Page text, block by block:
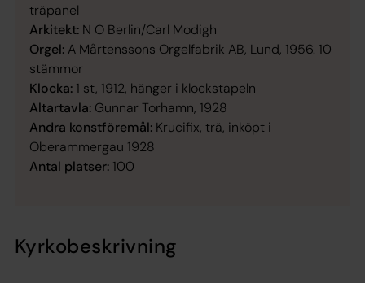
träpanel
Arkitekt: N O Berlin/Carl Modigh
Orgel: A Mårtenssons Orgelfabrik AB, Lund, 1956. 10
stämmor
Klocka: 1 st, 1912, hänger i klockstapeln
Altartavla: Gunnar Torhamn, 1928
Andra konstföremål: Krucifix, trä, inköpt i
Oberammergau 1928
Antal platser: 100
Kyrkobeskrivning